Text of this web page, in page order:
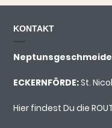
KONTAKT
ECKERNFÖRDE:St.
Hier findest Du die